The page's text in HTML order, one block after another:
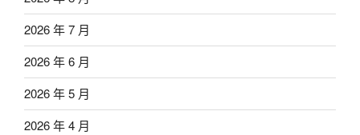
2026 年 7 月
2026 年 6 月
2026 年 5 月
2026 年 4 月